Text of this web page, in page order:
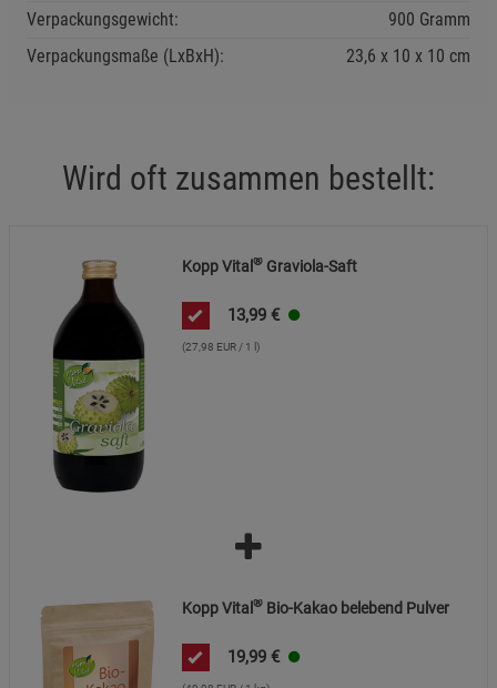
Verpackungsgewicht:
900 Gramm
Verpackungsmaße (LxBxH):
23,6 10 10 cm
Wird oft zusammen bestellt:
Kopp Vital® Graviola-Saft
13,99 €
(27,98 EUR / 1 l)
Kopp Vital® Bio-Kakao belebend Pulver
19,99 €
Statistik Cookies (2)
Beschreibung Statistik Cookies
Marketing Cookies (3) Marketing Cookies